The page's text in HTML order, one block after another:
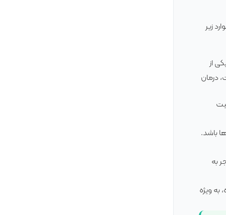
زیر
از
درمان
باشد.
به
ویژه